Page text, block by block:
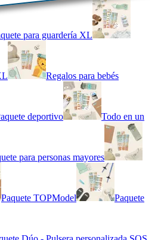
para guardería XL
Regalos para bebés
deportivo Todo en un
para personas mayores
Paquete TOPModel Paquete